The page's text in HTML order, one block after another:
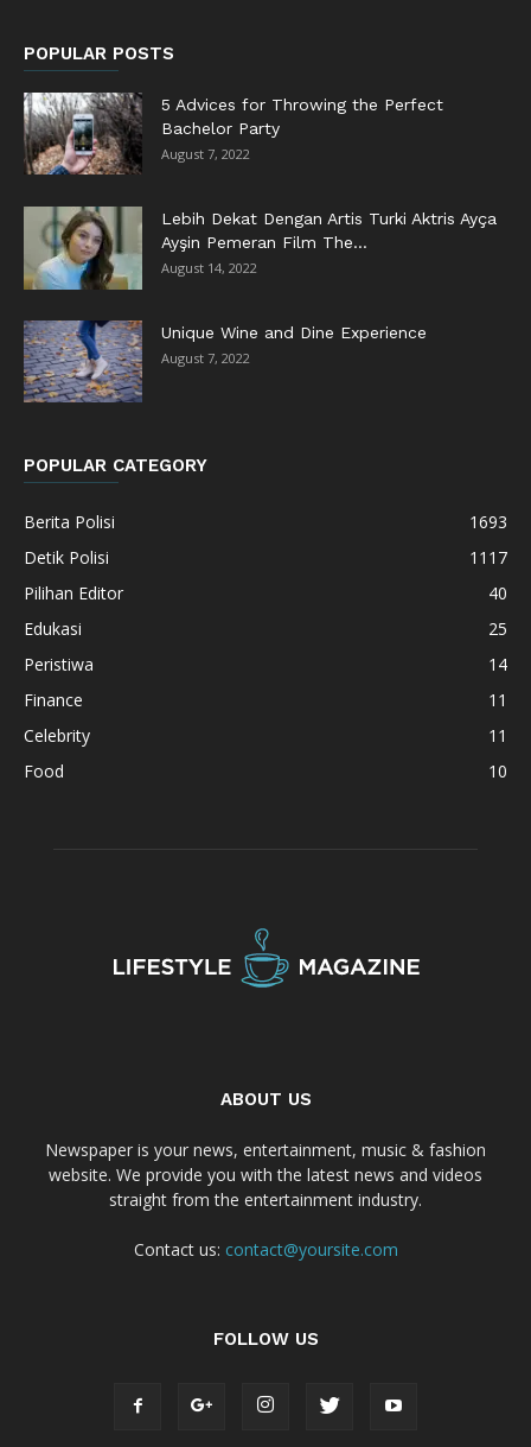
POPULAR POSTS
5 Advices for Throwing the Perfect
Bachelor Party
August 7, 2022
Lebih Dekat Dengan Artis Turki Aktris Ayça
Ayşin Pemeran Film The...
August 14, 2022
Unique Wine and Dine Experience
August 7, 2022
POPULAR CATEGORY
Berita Polisi
1693
Detik Polisi
1117
Pilihan Editor
40
Edukasi
25
Peristiwa
14
Finance
11
Celebrity
11
Food
10
ABOUT US
Newspaper is your news, entertainment, music & fashion
website. We provide you with the latest news and videos
straight from the entertainment industry.
Contact us: contact@yoursite.com
FOLLOW US